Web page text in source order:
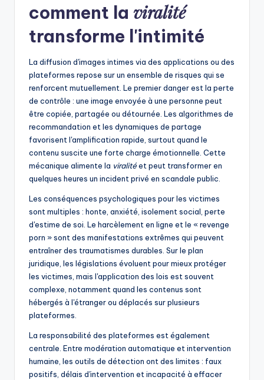
comment la viralité
transforme l'intimité
La diffusion d'images intimes via des applications ou des
plateformes repose sur un ensemble de risques qui se
renforcent mutuellement. Le premier danger est la perte
de contrôle : une image envoyée à une personne peut
être copiée, partagée ou détournée. Les algorithmes de
recommandation et les dynamiques de partage
favorisent l'amplification rapide, surtout quand le
contenu suscite une forte charge émotionnelle. Cette
mécanique alimente la viralitéet peut transformer en
quelques heures un incident privé en scandale public.
Les conséquences psychologiques pour les victimes
sont multiples : honte, anxiété, isolement social, perte
d'estime de soi. Le harcèlement en ligne et le « revenge
porn » sont des manifestations extrêmes qui peuvent
entraîner des traumatismes durables. Sur le plan
juridique, les législations évoluent pour mieux protéger
les victimes, mais l'application des lois est souvent
complexe, notamment quand les contenus sont
hébergés à l'étranger ou déplacés sur plusieurs
plateformes.
La responsabilité des plateformes est également
centrale. Entre modération automatique et intervention
humaine, les outils de détection ont des limites : faux
positifs, délais d'intervention et incapacité à effacer